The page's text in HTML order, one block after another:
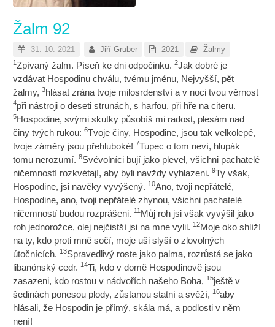
Žalm 92
31. 10. 2021 Jiří Gruber 2021 Žalmy
1 Zpívaný žalm. Píseň ke dni odpočinku.2Jak dobré je
vzdávat Hospodinu chválu, tvému jménu, Nejvyšší, pět
žalmy,3hlásat zrána tvoje milosrdenství a v noci tvou věrnost
4při nástroji o deseti strunách, s harfou, při hře na citeru.
5Hospodine, svými skutky působíš mi radost, plesám nad
činy tvých rukou:6Tvoje činy, Hospodine, jsou tak velkolepé,
tvoje záměry jsou přehluboké! 7Tupec o tom neví, hlupák
tomu nerozumí.8Svévolníci bují jako plevel, všichni pachatelé
ničemností rozkvétají, aby byli navždy vyhlazeni.9Ty však,
Hospodine, jsi navěky vyvýšený.10Ano, tvoji nepřátelé,
Hospodine, ano, tvoji nepřátelé zhynou, všichni pachatelé
ničemností budou rozprášeni.11 Můj roh jsi však vyvýšil jako
roh jednorožce, olej nejčistší jsi na mne vylil.12Moje oko shlíží
na ty, kdo proti mně sočí, moje uši slyší o zlovolných
útočnících.13Spravedlivý roste jako palma, rozrůstá se jako
libanónský cedr.14Ti, kdo v domě Hospodinově jsou
zasazeni, kdo rostou v nádvořích našeho Boha,15ještě v
šedinách ponesou plody, zůstanou statní a svěží,16aby
hlásali, že Hospodin je přímý, skála má, a podlosti v něm
není!